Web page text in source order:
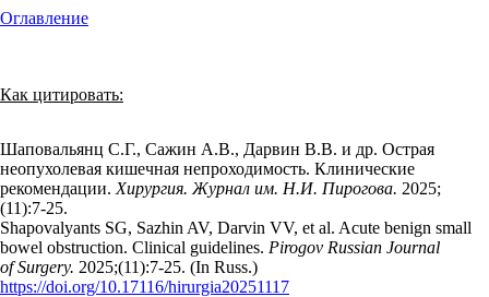
Оглавление
Как цитировать:
Шаповальянц С.Г., Сажин А.В., Дарвин В.В. и др. Острая
неопухолевая кишечная непроходимость. Клинические
рекомендации. Хирургия. Журнал им. Н.И. Пирогова. 2025;
(11):7‑25.
Shapovalyants SG, Sazhin AV, Darvin VV, et al. Acute benign small
bowel obstruction. Clinical guidelines. Pirogov Russian Journal
of Surgery. 2025;(11):7‑25. (In Russ.)
https://doi.org/10.17116/hirurgia20251117